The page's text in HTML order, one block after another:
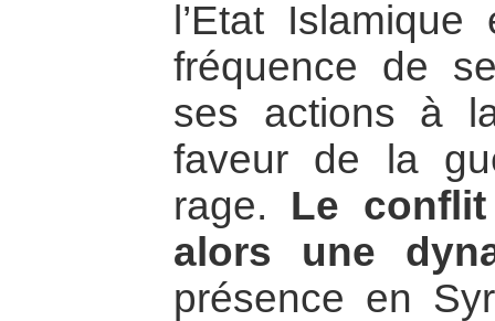
l’Etat
fréquence de
ses actions à
faveur de la
rage. Le
alors une
présence en